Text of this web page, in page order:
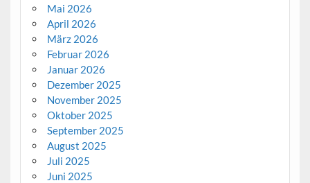
Mai 2026
April 2026
März 2026
Februar 2026
Januar 2026
Dezember 2025
November 2025
Oktober 2025
September 2025
August 2025
Juli 2025
Juni 2025